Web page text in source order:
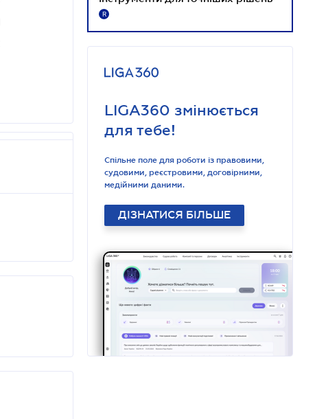
R
LIGA360 змінюється
для тебе!
Спільне поле для роботи із правовими,
судовими, реєстровими, договірними,
медійними даними.
ДІЗНАТИСЯ БІЛЬШЕ